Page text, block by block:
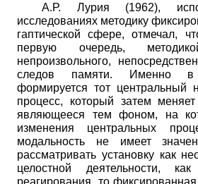
А.Р. Лурия (1962),
исследованиях методику
гаптической сфере, отмечал,
первую очередь,
непроизвольного,
следов памяти. Именно
формируется тот центральный
процесс, который затем
являющееся тем фоном, на
изменения центральных
модальность не имеет
рассматривать установку как
целостной деятельности,
реагирования, то